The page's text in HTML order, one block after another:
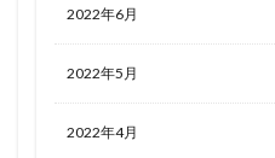
2022年6月
2022年5月
2022年4月